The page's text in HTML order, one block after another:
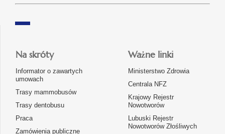
Na skróty
Informator o zawartych
umowach
Trasy mammobusów
Trasy dentobusu
Praca
Zamówienia publiczne
Ważne linki
Ministerstwo Zdrowia
Centrala NFZ
Krajowy Rejestr
Nowotworów
Lubuski Rejestr
Nowotworów Złośliwych